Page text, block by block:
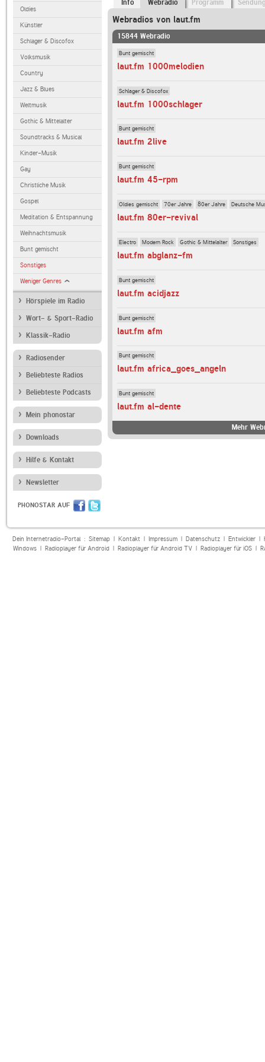
Oldies
Künstler
Schlager & Discofox
Volksmusik
Country
Jazz & Blues
Weltmusik
Gothic & Mittelalter
Soundtracks & Musical
Kinder-Musik
Gay
Christliche Musik
Gospel
Meditation & Entspannung
Weihnachtsmusik
Bunt gemischt
Sonstiges
Weniger Genres
Hörspiele im Radio
Wort- & Sport-Radio
Klassik-Radio
Radiosender
Beliebteste Radios
Beliebteste Podcasts
Mein phonostar
Downloads
Hilfe & Kontakt
Newsletter
PHONOSTAR AUF
Info Webradio Programm
Webradios von laut.fm
15844 Webradio
Bunt gemischt
laut.fm 1000melodien
Schlager & Discofox
laut.fm 1000schlager
Bunt gemischt
laut.fm 2live
Bunt gemischt
laut.fm 45-rpm
Oldies gemischt 70er Jahre 80er Jahre Deutsche
laut.fm 80er-revival
Electro Modern Rock Gothic & Mittelalter Sonstiges
laut.fm abglanz-fm
Bunt gemischt
laut.fm acidjazz
Bunt gemischt
laut.fm afm
Bunt gemischt
laut.fm africa_goes_angeln
Bunt gemischt
laut.fm al-dente
Mehr
Dein Internetradio-Portal : Sitemap| Kontakt| Impressum| Datenschutz| Entwickler|
Windows| Radioplayer für Android| Radioplayer für Android TV| Radioplayer für iOS|